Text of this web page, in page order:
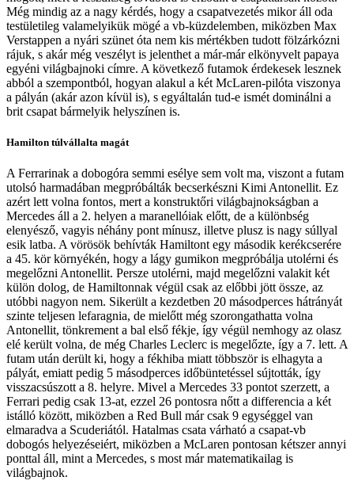
Még mindig az a nagy kérdés, hogy a csapatvezetés mikor áll oda
testületileg valamelyikük mögé a vb-küzdelemben, miközben Max
Verstappen a nyári szünet óta nem kis mértékben tudott fölzárkózni
rájuk, s akár még veszélyt is jelenthet a már-már elkönyvelt papaya
egyéni világbajnoki címre. A következő futamok érdekesek lesznek
abból a szempontból, hogyan alakul a két McLaren-pilóta viszonya
a pályán (akár azon kívül is), s egyáltalán tud-e ismét dominálni a
brit csapat bármelyik helyszínen is.
Hamilton túlvállalta magát
A Ferrarinak a dobogóra semmi esélye sem volt ma, viszont a futam
utolsó harmadában megpróbálták becserkészni Kimi Antonellit. Ez
azért lett volna fontos, mert a konstruktőri világbajnokságban a
Mercedes áll a 2. helyen a maranellóiak előtt, de a különbség
elenyésző, vagyis néhány pont mínusz, illetve plusz is nagy súllyal
esik latba. A vörösök behívták Hamiltont egy második kerékcserére
a 45. kör környékén, hogy a lágy gumikon megpróbálja utolérni és
megelőzni Antonellit. Persze utolérni, majd megelőzni valakit két
külön dolog, de Hamiltonnak végül csak az előbbi jött össze, az
utóbbi nagyon nem. Sikerült a kezdetben 20 másodperces hátrányát
szinte teljesen lefaragnia, de mielőtt még szorongathatta volna
Antonellit, tönkrement a bal első fékje, így végül nemhogy az olasz
elé került volna, de még Charles Leclerc is megelőzte, így a 7. lett. A
futam után derült ki, hogy a fékhiba miatt többször is elhagyta a
pályát, emiatt pedig 5 másodperces időbüntetéssel sújtották, így
visszacsúszott a 8. helyre. Mivel a Mercedes 33 pontot szerzett, a
Ferrari pedig csak 13-at, ezzel 26 pontosra nőtt a differencia a két
istálló között, miközben a Red Bull már csak 9 egységgel van
elmaradva a Scuderiától. Hatalmas csata várható a csapat-vb
dobogós helyezéseiért, miközben a McLaren pontosan kétszer annyi
ponttal áll, mint a Mercedes, s most már matematikailag is
világbajnok.